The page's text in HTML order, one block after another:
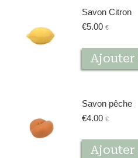
Savon Citron
€5.00 €
Ajouter
Savon pêche
€4.00 €
Ajouter